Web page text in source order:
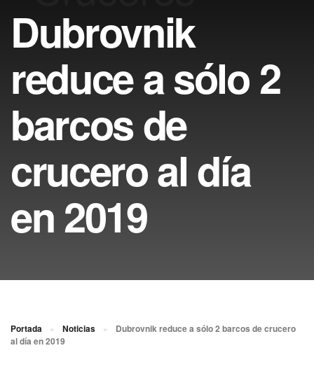
Dubrovnik
reduce a sólo 2
barcos de
crucero al día
en 2019
Portada » Noticias »
Dubrovnik reduce a sólo 2 barcos de crucero
al día en 2019